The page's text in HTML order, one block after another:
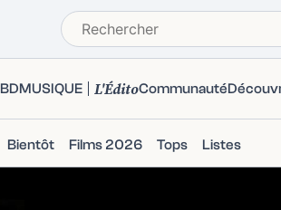
BDMUSIQUE L'ÉditoCommunauté
Bientôt Films 2026 Tops Listes